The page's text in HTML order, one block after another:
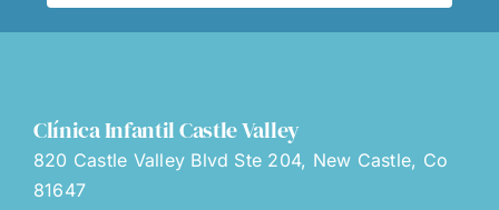
Clínica Infantil Castle Valley
820 Castle Valley Blvd Ste 204, New Castle, Co
81647